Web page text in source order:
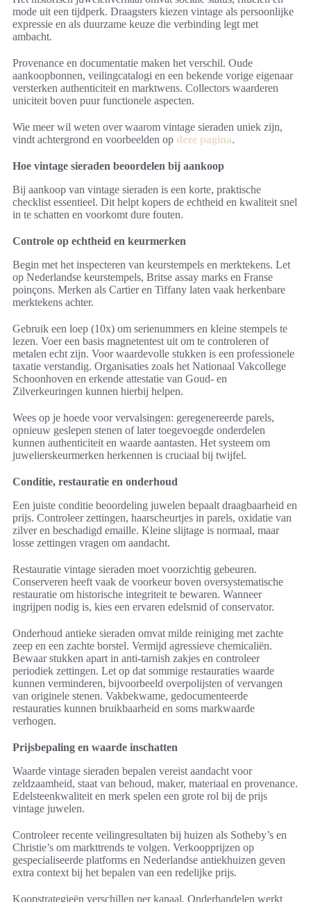
mode uit een tijdperk. Draagsters kiezen vintage als persoonlijke
expressie en als duurzame keuze die verbinding legt met
ambacht.
Provenance en documentatie maken het verschil. Oude
aankoopbonnen, veilingcatalogi en een bekende vorige eigenaar
versterken authenticiteit en marktwens. Collectors waarderen
uniciteit boven puur functionele aspecten.
Wie meer wil weten over waarom vintage sieraden uniek zijn,
vindt achtergrond en voorbeelden op deze pagina.
Hoe vintage sieraden beoordelen bij aankoop
Bij aankoop van vintage sieraden is een korte, praktische
checklist essentieel. Dit helpt kopers de echtheid en kwaliteit snel
in te schatten en voorkomt dure fouten.
Controle op echtheid en keurmerken
Begin met het inspecteren van keurstempels en merktekens. Let
op Nederlandse keurstempels, Britse assay marks en Franse
poinçons. Merken als Cartier en Tiffany laten vaak herkenbare
merktekens achter.
Gebruik een loep (10x) om serienummers en kleine stempels te
lezen. Voer een basis magnetentest uit om te controleren of
metalen echt zijn. Voor waardevolle stukken is een professionele
taxatie verstandig. Organisaties zoals het Nationaal Vakcollege
Schoonhoven en erkende attestatie van Goud- en
Zilverkeuringen kunnen hierbij helpen.
Wees op je hoede voor vervalsingen: geregenereerde parels,
opnieuw geslepen stenen of later toegevoegde onderdelen
kunnen authenticiteit en waarde aantasten. Het systeem om
juwelierskeurmerken herkennen is cruciaal bij twijfel.
Conditie, restauratie en onderhoud
Een juiste conditie beoordeling juwelen bepaalt draagbaarheid en
prijs. Controleer zettingen, haarscheurtjes in parels, oxidatie van
zilver en beschadigd emaille. Kleine slijtage is normaal, maar
losse zettingen vragen om aandacht.
Restauratie vintage sieraden moet voorzichtig gebeuren.
Conserveren heeft vaak de voorkeur boven oversystematische
restauratie om historische integriteit te bewaren. Wanneer
ingrijpen nodig is, kies een ervaren edelsmid of conservator.
Onderhoud antieke sieraden omvat milde reiniging met zachte
zeep en een zachte borstel. Vermijd agressieve chemicaliën.
Bewaar stukken apart in anti-tarnish zakjes en controleer
periodiek zettingen. Let op dat sommige restauraties waarde
kunnen verminderen, bijvoorbeeld overpolijsten of vervangen
van originele stenen. Vakbekwame, gedocumenteerde
restauraties kunnen bruikbaarheid en soms markwaarde
verhogen.
Prijsbepaling en waarde inschatten
Waarde vintage sieraden bepalen vereist aandacht voor
zeldzaamheid, staat van behoud, maker, materiaal en provenance.
Edelsteenkwaliteit en merk spelen een grote rol bij de prijs
vintage juwelen.
Controleer recente veilingresultaten bij huizen als Sotheby’s en
Christie’s om markttrends te volgen. Verkoopprijzen op
gespecialiseerde platforms en Nederlandse antiekhuizen geven
extra context bij het bepalen van een redelijke prijs.
Koopstrategieën verschillen per kanaal. Onderhandelen werkt